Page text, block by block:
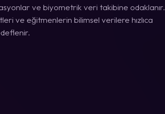
ve biyometrik veri takibine odaklanır.
ve eğitmenlerin bilimsel verilere hızlıca